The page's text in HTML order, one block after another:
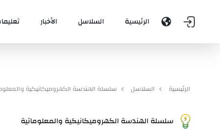
الرئيسية السلاسل الأخبار
الرئيسية السلاسل سلسلة الهندسة الكهروميكانيكية
سلسلة الهندسة الكهروميكانيكية والمعلوماتية